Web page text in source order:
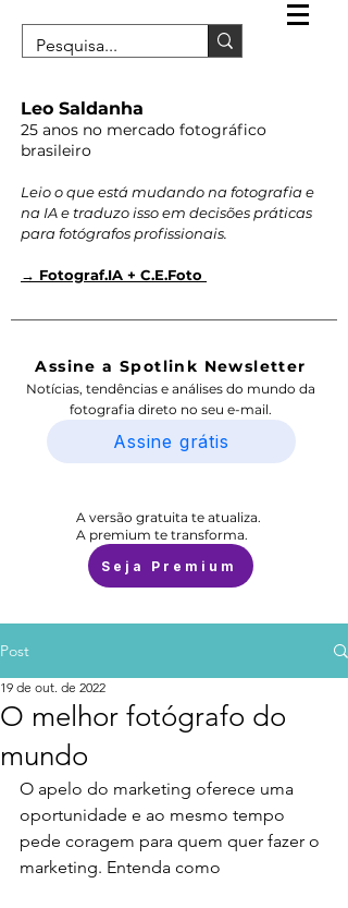
Leo Saldanha
25 anos no mercado fotográfico
brasileiro
Leio o que está mudando na fotografia e
na IA e traduzo isso em decisões práticas
para fotógrafos profissionais.
→ Fotograf.IA + C.E.Foto
Assine a Spotlink Newsletter
Notícias, tendências e análises do mundo da
fotografia direto no seu e-mail.
Assine grátis
A versão gratuita te atualiza.
A premium te transforma.
Seja Premium
Post
O melhor fotógrafo do
mundo
19 de out. de 2022
O apelo do marketing oferece uma
oportunidade e ao mesmo tempo
pede coragem para quem quer fazer o
marketing. Entenda como